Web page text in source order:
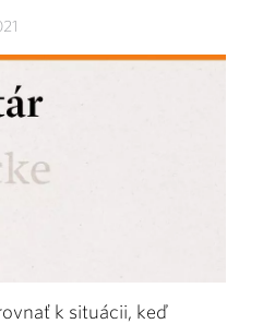
k situácii, keď